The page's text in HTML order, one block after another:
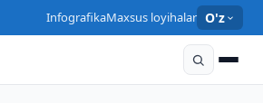
InfografikaMaxsus loyihalar O'z